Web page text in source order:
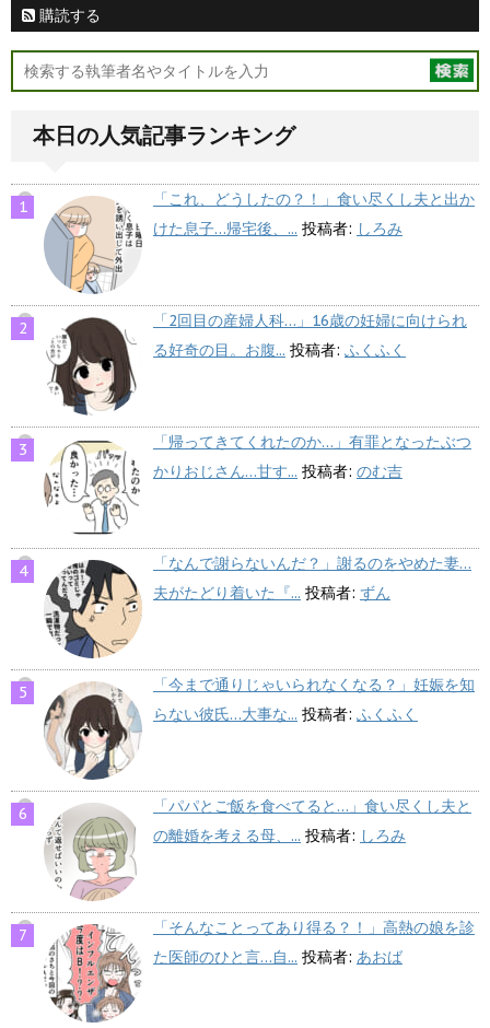
購読する
本日の人気記事ランキング
「これ、どうしたの？！」食い尽くし夫と出か
けた息子…帰宅後、... 投稿者: しろみ
「2回目の産婦人科…」16歳の妊婦に向けられ
る好奇の目。お腹... 投稿者: ふくふく
「帰ってきてくれたのか…」有罪となったぶつ
かりおじさん…甘す... 投稿者: のむ吉
「なんで謝らないんだ？」謝るのをやめた妻…
夫がたどり着いた『... 投稿者: ずん
「今まで通りじゃいられなくなる？」妊娠を知
らない彼氏…大事な... 投稿者: ふくふく
「パパとご飯を食べてると…」食い尽くし夫と
の離婚を考える母、... 投稿者: しろみ
「そんなことってあり得る？！」高熱の娘を診
た医師のひと言…自... 投稿者: あおば